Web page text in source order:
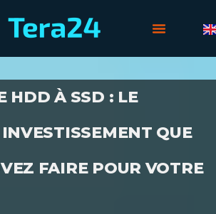
HDD À SSD : LE
QUE
FAIRE POUR VOTRE